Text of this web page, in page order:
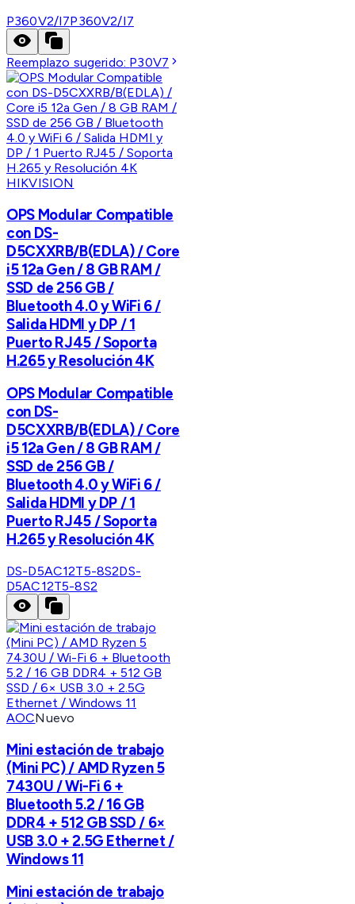
P360V2/I7P360V2/I7
Reemplazo sugerido: P30V7
HIKVISION
OPS Modular Compatible
con DS-
D5CXXRB/B(EDLA) / Core
i5 12a Gen / 8 GB RAM /
SSD de 256 GB /
Bluetooth 4.0 y WiFi 6 /
Salida HDMI y DP / 1
Puerto RJ45 / Soporta
H.265 y Resolución 4K
OPS Modular Compatible
con DS-
D5CXXRB/B(EDLA) / Core
i5 12a Gen / 8 GB RAM /
SSD de 256 GB /
Bluetooth 4.0 y WiFi 6 /
Salida HDMI y DP / 1
Puerto RJ45 / Soporta
H.265 y Resolución 4K
DS-D5AC12T5-8S2DS-
D5AC12T5-8S2
AOCNuevo
Mini estación de trabajo
(Mini PC) / AMD Ryzen 5
7430U / Wi-Fi 6 +
Bluetooth 5.2 / 16 GB
DDR4 + 512 GB SSD / 6×
USB 3.0 + 2.5G Ethernet /
Windows 11
Mini estación de trabajo